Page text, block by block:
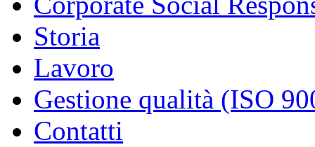
Storia
Lavoro
Gestione qualità (ISO
Contatti